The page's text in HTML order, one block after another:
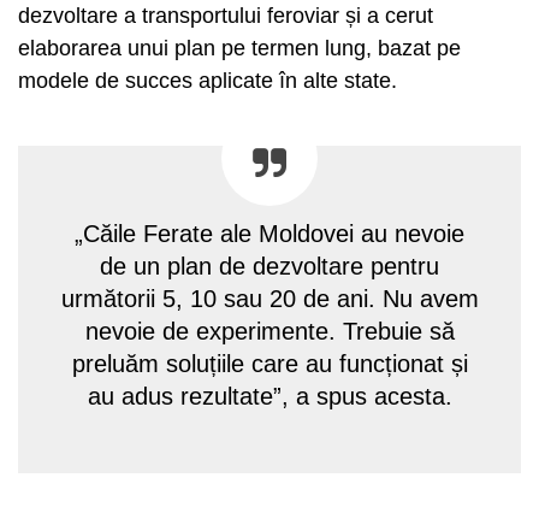
dezvoltare a transportului feroviar și a cerut
elaborarea unui plan pe termen lung, bazat pe
modele de succes aplicate în alte state.
„Căile Ferate ale Moldovei au nevoie
de un plan de dezvoltare pentru
următorii 5, 10 sau 20 de ani. Nu avem
nevoie de experimente. Trebuie să
preluăm soluțiile care au funcționat și
au adus rezultate”, a spus acesta.